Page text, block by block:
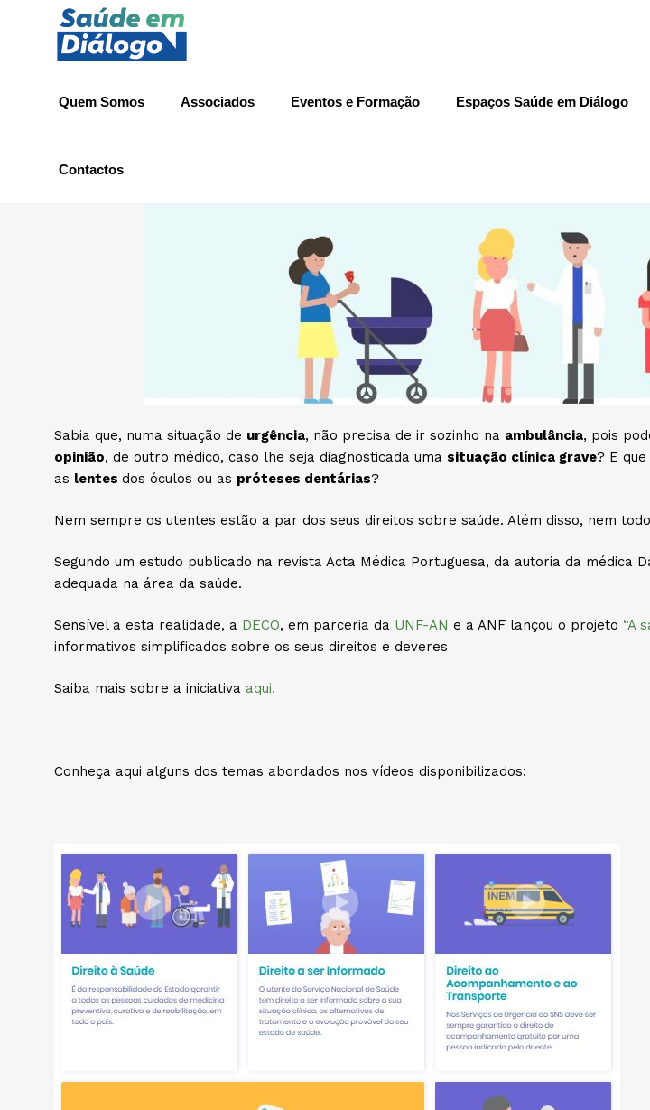
Quem Somos Associados Eventos e Formação Espaços Saúde em Diálogo
Contactos
Sabia que, numa situação de urgência, não precisa de ir sozinho na ambulância, pois
opinião, de outro médico, caso lhe seja diagnosticada uma situação clínica grave? E
as lentes dos óculos ou as próteses dentárias?
Nem sempre os utentes estão a par dos seus direitos sobre saúde. Além disso, nem
Segundo um estudo publicado na revista Acta Médica Portuguesa, da autoria da médica
adequada na área da saúde.
Sensível a esta realidade, a DECO, em parceria da UNF-AN e a ANF lançou o projeto “A
informativos simplificados sobre os seus direitos e deveres
Saiba mais sobre a iniciativa aqui.
Conheça aqui alguns dos temas abordados nos vídeos disponibilizados: